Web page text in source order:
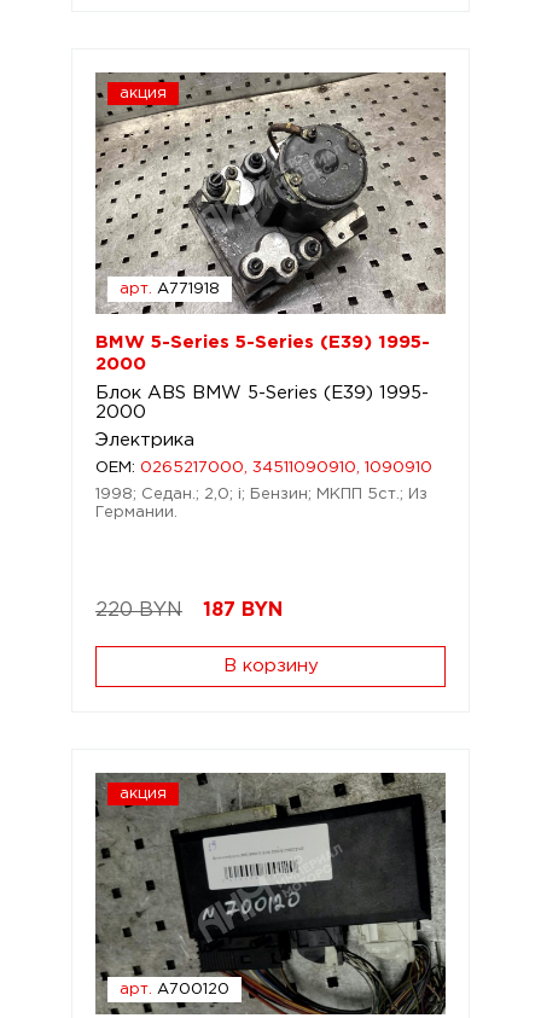
акция
арт. A771918
BMW 5-Series 5-Series (E39) 1995-
2000
Блок ABS BMW 5-Series (E39) 1995-
2000
Электрика
OEM: 0265217000, 34511090910, 1090910
1998; Седан.; 2,0; i; Бензин; МКПП 5ст.; Из
Германии.
220 BYN 187 BYN
В корзину
акция
арт. A700120